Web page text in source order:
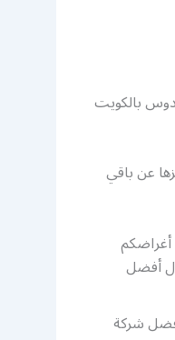
بالكويت
عن باقي
أفضل
شركة